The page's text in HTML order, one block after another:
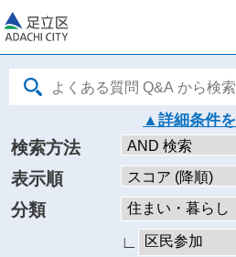
詳細条件を
検索方法
表示順
分類
∟